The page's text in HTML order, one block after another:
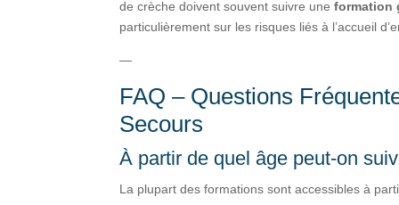
de crèche doivent souvent suivre uneformation
particulièrement sur les risques liés à l’accueil
—
FAQ – Questions
Secours
À partir de quel âge peut-on
La plupart des formations sont accessibles à